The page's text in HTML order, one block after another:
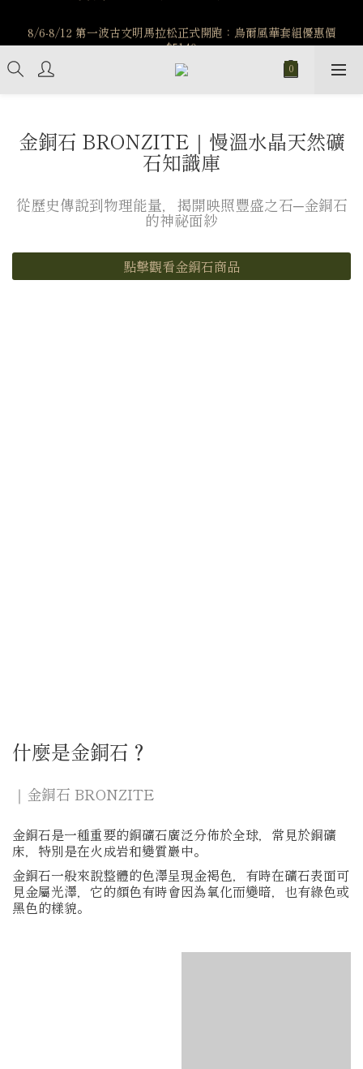
$5140
$5140
7/15-8/25 神秘星象學系列｜獅子座時區 項鍊 X 戒指 X 手鍊 享福
利
️8/6-8/12 第一波古文明馬拉松正式開跑：烏爾風華套組優惠價
$5140
金銅石 BRONZITE｜慢溫水晶天然礦
石知識庫
從歷史傳說到物理能量，揭開映照豐盛之石─金銅石
的神祕面紗
點擊觀看金銅石商品
什麼是金銅石？
｜金銅石 BRONZITE
金銅石是一種重要的銅礦石廣泛分佈於全球，常見於銅礦
床，特別是在火成岩和變質巖中。
金銅石一般來說整體的色澤呈現金褐色，有時在礦石表面可
見金屬光澤，它的顏色有時會因為氧化而變暗，也有綠色或
黑色的樣貌。